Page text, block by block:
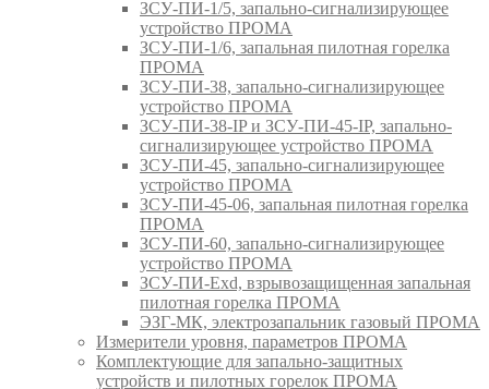
ЗСУ-ПИ-1/5, запально-сигнализирующее
устройство ПРОМА
ЗСУ-ПИ-1/6, запальная пилотная горелка
ПРОМА
ЗСУ-ПИ-38, запально-сигнализирующее
устройство ПРОМА
ЗСУ-ПИ-38-IP и ЗСУ-ПИ-45-IP, запально-
сигнализирующее устройство ПРОМА
ЗСУ-ПИ-45, запально-сигнализирующее
устройство ПРОМА
ЗСУ-ПИ-45-06, запальная пилотная горелка
ПРОМА
ЗСУ-ПИ-60, запально-сигнализирующее
устройство ПРОМА
ЗСУ-ПИ-Exd, взрывозащищенная запальная
пилотная горелка ПРОМА
ЭЗГ-МК, электрозапальник газовый ПРОМА
Измерители уровня, параметров ПРОМА
Комплектующие для запально-защитных
устройств и пилотных горелок ПРОМА